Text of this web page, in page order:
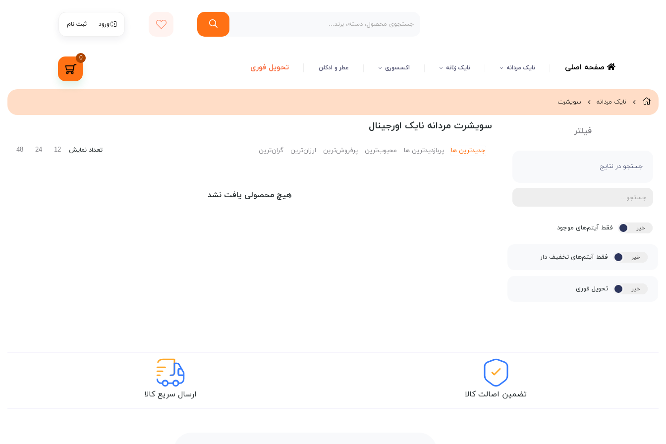
ورود ثبت نام
صفحه اصلی نایک مردانه نایک زنانه اکسسوری عطر و ادکلن تحویل فوری
0
نایک مردانه سویشرت
فیلتر
جستجو در نتایج
بله خیر فقط آیتم‌های موجود
بله خیر فقط آیتم‌های تخفیف دار
بله خیر تحویل فوری
سویشرت مردانه نایک اورجینال
جدیدترین ها پربازدیدترین ها محبوب‌‌ترین پرفروش‌ترین ارزان‌ترین گران‌ترین تعداد نمایش 12
24
48
هیچ محصولی یافت نشد
تضمین اصالت کالا ارسال سریع کالا